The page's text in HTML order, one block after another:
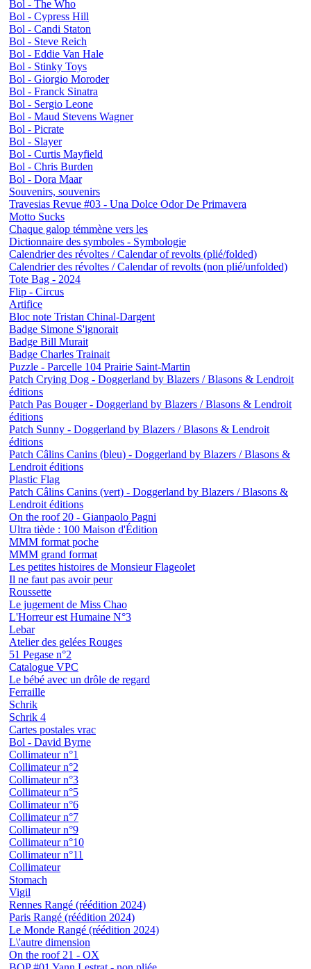
Bol - The Who
Bol - Cypress Hill
Bol - Candi Staton
Bol - Steve Reich
Bol - Eddie Van Hale
Bol - Stinky Toys
Bol - Giorgio Moroder
Bol - Franck Sinatra
Bol - Sergio Leone
Bol - Maud Stevens Wagner
Bol - Picrate
Bol - Slayer
Bol - Curtis Mayfield
Bol - Chris Burden
Bol - Dora Maar
Souvenirs, souvenirs
Travesias Revue #03 - Una Dolce Odor De Primavera
Motto Sucks
Chaque galop témmène vers les
Dictionnaire des symboles - Symbologie
Calendrier des révoltes / Calendar of revolts (plié/folded)
Calendrier des révoltes / Calendar of revolts (non plié/unfolded)
Tote Bag - 2024
Flip - Circus
Artifice
Bloc note Tristan Chinal-Dargent
Badge Simone S'ignorait
Badge Bill Murait
Badge Charles Trainait
Puzzle - Parcelle 104 Prairie Saint-Martin
Patch Crying Dog - Doggerland by Blazers / Blasons & Lendroit
éditions
Patch Pas Bouger - Doggerland by Blazers / Blasons & Lendroit
éditions
Patch Sunny - Doggerland by Blazers / Blasons & Lendroit
éditions
Patch Câlins Canins (bleu) - Doggerland by Blazers / Blasons &
Lendroit éditions
Plastic Flag
Patch Câlins Canins (vert) - Doggerland by Blazers / Blasons &
Lendroit éditions
On the roof 20 - Gianpaolo Pagni
Ultra tiède : 100 Maison d'Édition
MMM format poche
MMM grand format
Les petites histoires de Monsieur Flageolet
Il ne faut pas avoir peur
Roussette
Le jugement de Miss Chao
L'Horreur est Humaine N°3
Lebar
Atelier des gelées Rouges
51 Pegase n°2
Catalogue VPC
Le bébé avec un drôle de regard
Ferraille
Schrik
Schrik 4
Cartes postales vrac
Bol - David Byrne
Collimateur n°1
Collimateur n°2
Collimateur n°3
Collimateur n°5
Collimateur n°6
Collimateur n°7
Collimateur n°9
Collimateur n°10
Collimateur n°11
Collimateur
Stomach
Vigil
Rennes Rangé (réédition 2024)
Paris Rangé (réédition 2024)
Le Monde Rangé (réédition 2024)
L\'autre dimension
On the roof 21 - OX